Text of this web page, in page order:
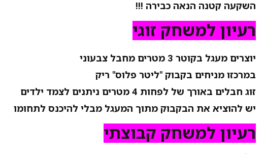
השקעה קטנה הנאה כבירה !!!
רעיון למשחק זוגי
יוצרים מעגל בקוטר 3 מטרים מחבל צבעוני
במרכזו מניחים בקבוק "ליטר פלוס" ריק
זוג חבלים באורך של לפחות 4 מטרים ניתנים לצמד ילדים
יש להוציא את הבקבוק מתוך המעגל מבלי להיכנס לתחומו
רעיון למשחק קבוצתי